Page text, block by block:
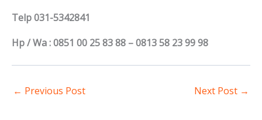
Telp 031-5342841
Hp / Wa : 0851 00 25 83 88 – 0813 58 23 99 98
← Previous Post Next Post →